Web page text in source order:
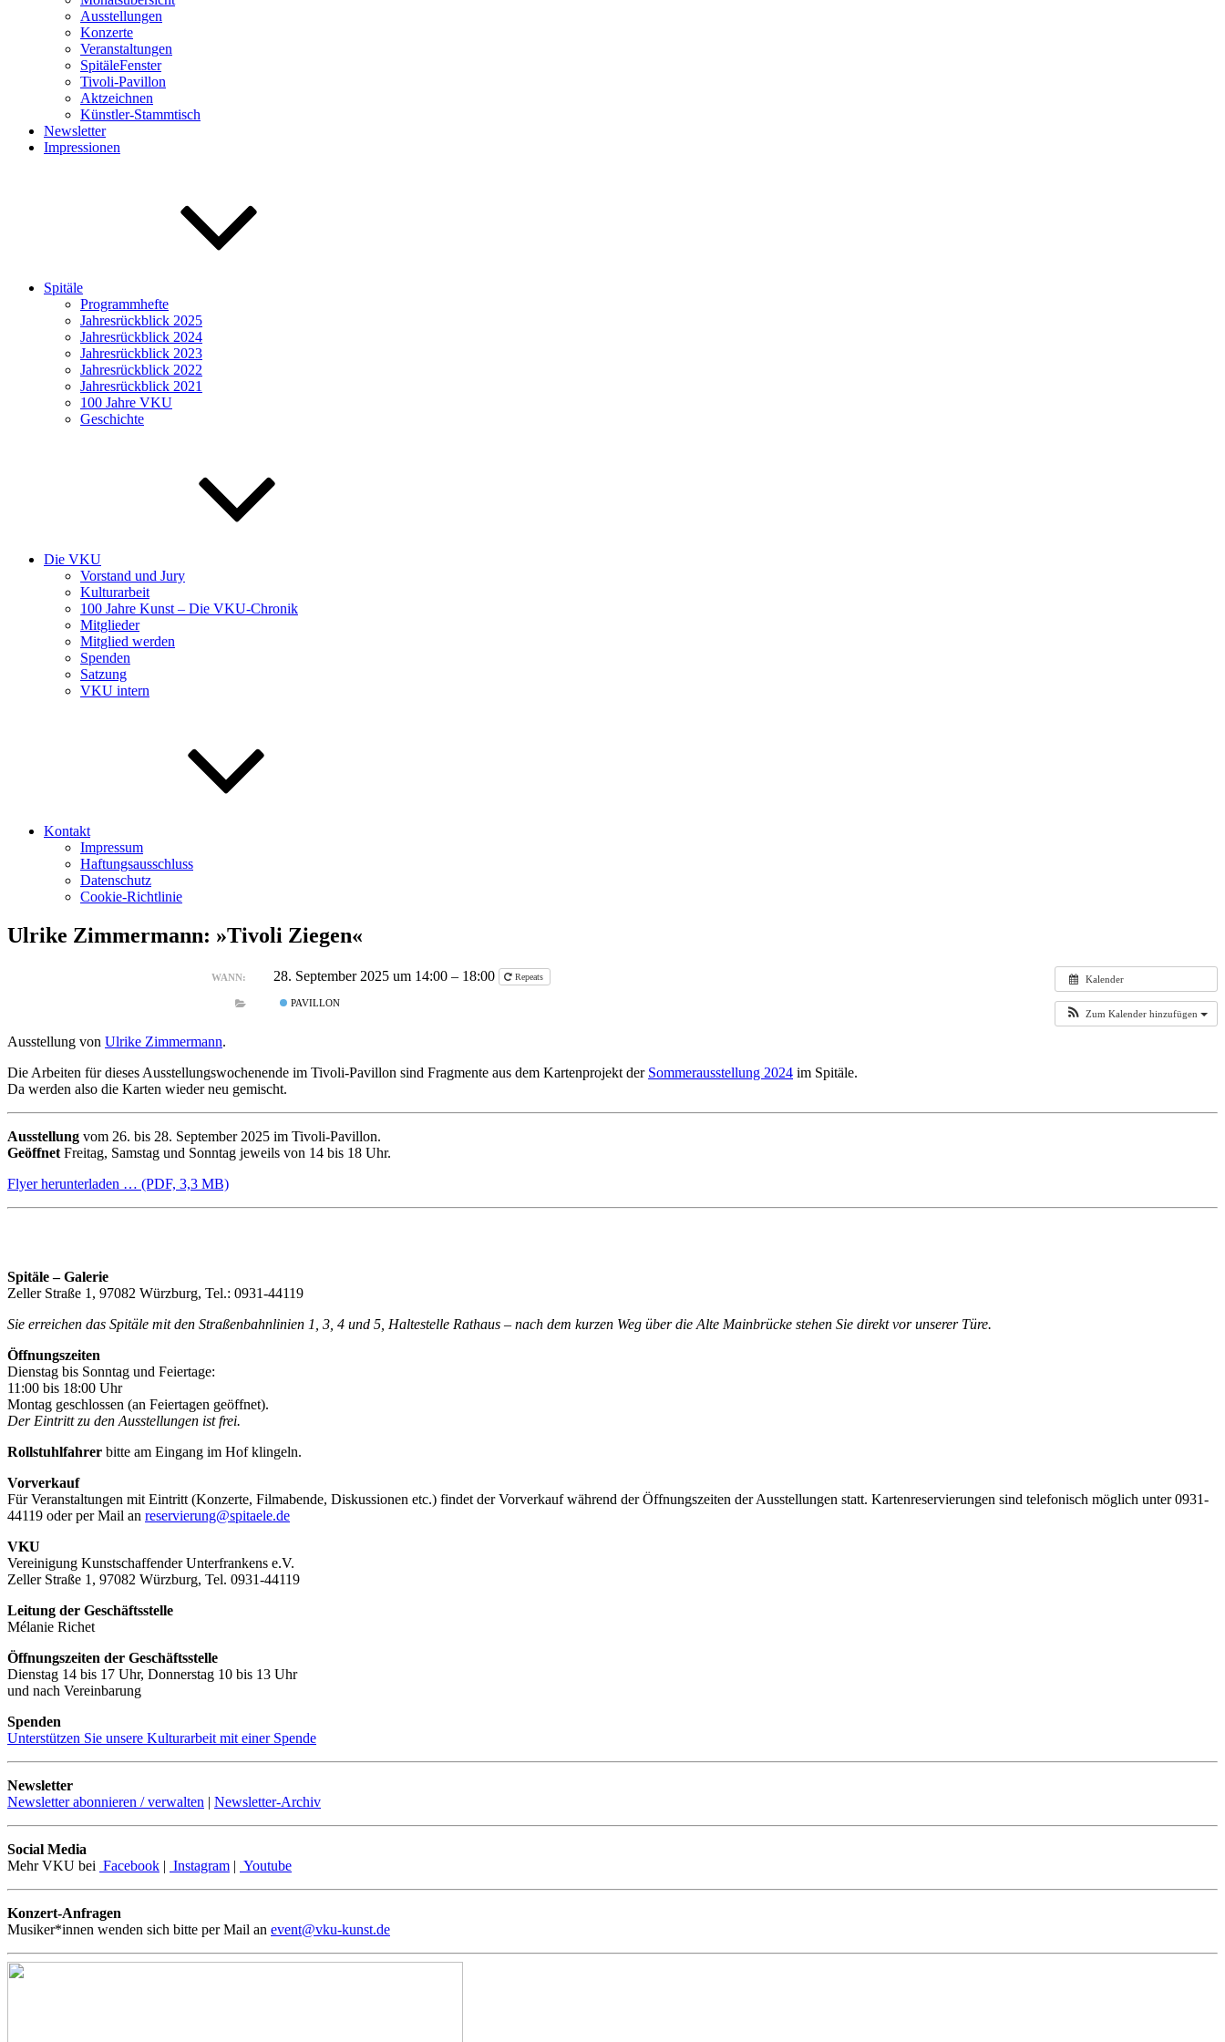
Ausstellungen
Konzerte
Veranstaltungen
SpitäleFenster
Tivoli-Pavillon
Aktzeichnen
Künstler-Stammtisch
Newsletter
Impressionen
Spitäle
Programmhefte
Jahresrückblick 2025
Jahresrückblick 2024
Jahresrückblick 2023
Jahresrückblick 2022
Jahresrückblick 2021
100 Jahre VKU
Geschichte
Die VKU
Vorstand und Jury
Kulturarbeit
100 Jahre Kunst – Die VKU-Chronik
Mitglieder
Mitglied werden
Spenden
Satzung
VKU intern
Kontakt
Impressum
Haftungsausschluss
Datenschutz
Cookie-Richtlinie
Ulrike Zimmermann: »Tivoli Ziegen«
Kalender
Zum Kalender hinzufügen
WANN: 28. September 2025 um 14:00 – 18:00 Repeats
PAVILLON
Ausstellung von Ulrike Zimmermann.
Die Arbeiten für dieses Ausstellungswochenende im Tivoli-Pavillon sind Fragmente aus dem Kartenprojekt der Sommerausstellung 2024 im Spitäle.
Da werden also die Karten wieder neu gemischt.
Ausstellung vom 26. bis 28. September 2025 im Tivoli-Pavillon.
Geöffnet Freitag, Samstag und Sonntag jeweils von 14 bis 18 Uhr.
Flyer herunterladen … (PDF, 3,3 MB)
Spitäle – Galerie
Zeller Straße 1, 97082 Würzburg, Tel.: 0931-44119
Sie erreichen das Spitäle mit den Straßenbahnlinien 1, 3, 4 und 5, Haltestelle Rathaus – nach dem kurzen Weg über die Alte Mainbrücke stehen Sie direkt vor unserer Türe.
Öffnungszeiten
Dienstag bis Sonntag und Feiertage:
11:00 bis 18:00 Uhr
Montag geschlossen (an Feiertagen geöffnet).
Der Eintritt zu den Ausstellungen ist frei.
Rollstuhlfahrer bitte am Eingang im Hof klingeln.
Vorverkauf
Für Veranstaltungen mit Eintritt (Konzerte, Filmabende, Diskussionen etc.) findet der Vorverkauf während der Öffnungszeiten der Ausstellungen statt. Kartenreservierungen sind telefonisch möglich unter 0931-
44119 oder per Mail an reservierung@spitaele.de
VKU
Vereinigung Kunstschaffender Unterfrankens e.V.
Zeller Straße 1, 97082 Würzburg, Tel. 0931-44119
Leitung der Geschäftsstelle
Mélanie Richet
Öffnungszeiten der Geschäftsstelle
Dienstag 14 bis 17 Uhr, Donnerstag 10 bis 13 Uhr
und nach Vereinbarung
Spenden
Unterstützen Sie unsere Kulturarbeit mit einer Spende
Newsletter
Newsletter abonnieren / verwalten | Newsletter-Archiv
Social Media
Mehr VKU bei Facebook | Instagram | Youtube
Konzert-Anfragen
Musiker*innen wenden sich bitte per Mail an event@vku-kunst.de